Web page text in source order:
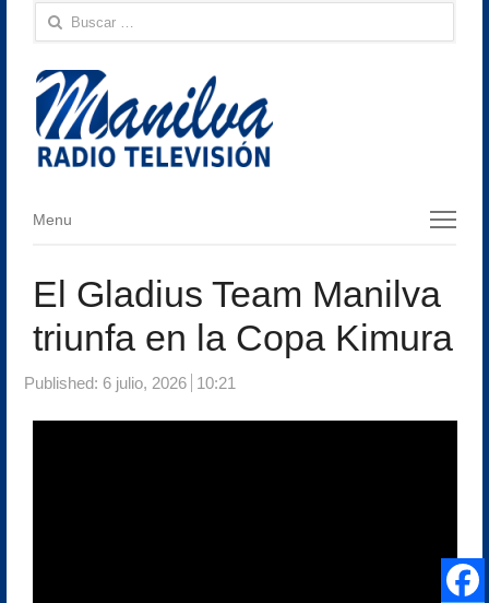
Buscar:
Menu
Menu
El Gladius Team Manilva
triunfa en la Copa Kimura
Published: 6 julio, 2026 10:21